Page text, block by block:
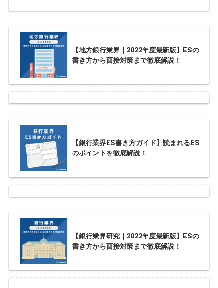
【地方銀行業界｜2022年度最新版】ESの
書き方から面接対策まで徹底解説！
【銀行業界ES書き方ガイド】読まれるES
のポイントを徹底解説！
【銀行業界研究｜2022年度最新版】ESの
書き方から面接対策まで徹底解説！